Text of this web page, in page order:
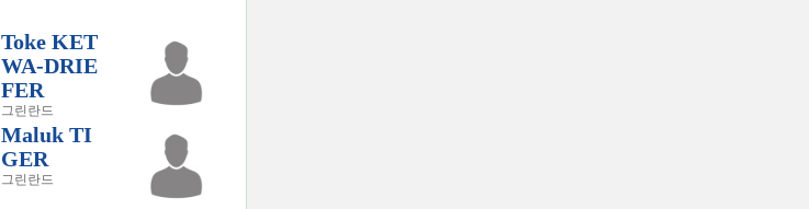
Toke KET
WA-DRIE
FER
그린란드
Maluk TI
GER
그린란드